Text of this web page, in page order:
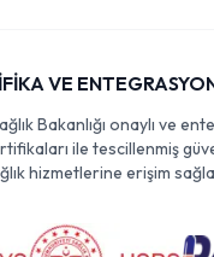
VE
Bakanlığı onaylı ve
ile tescillenmiş
hizmetlerine erişim